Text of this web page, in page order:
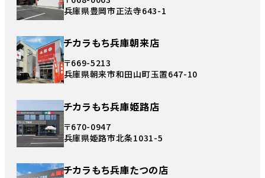
兵庫県豊岡市正法寺643-1
チカラもち兵庫朝来店
〒669-5213
兵庫県朝来市和田山町玉置647-10
チカラもち兵庫姫路店
〒670-0947
兵庫県姫路市北条1031-5
チカラもち兵庫たつの店